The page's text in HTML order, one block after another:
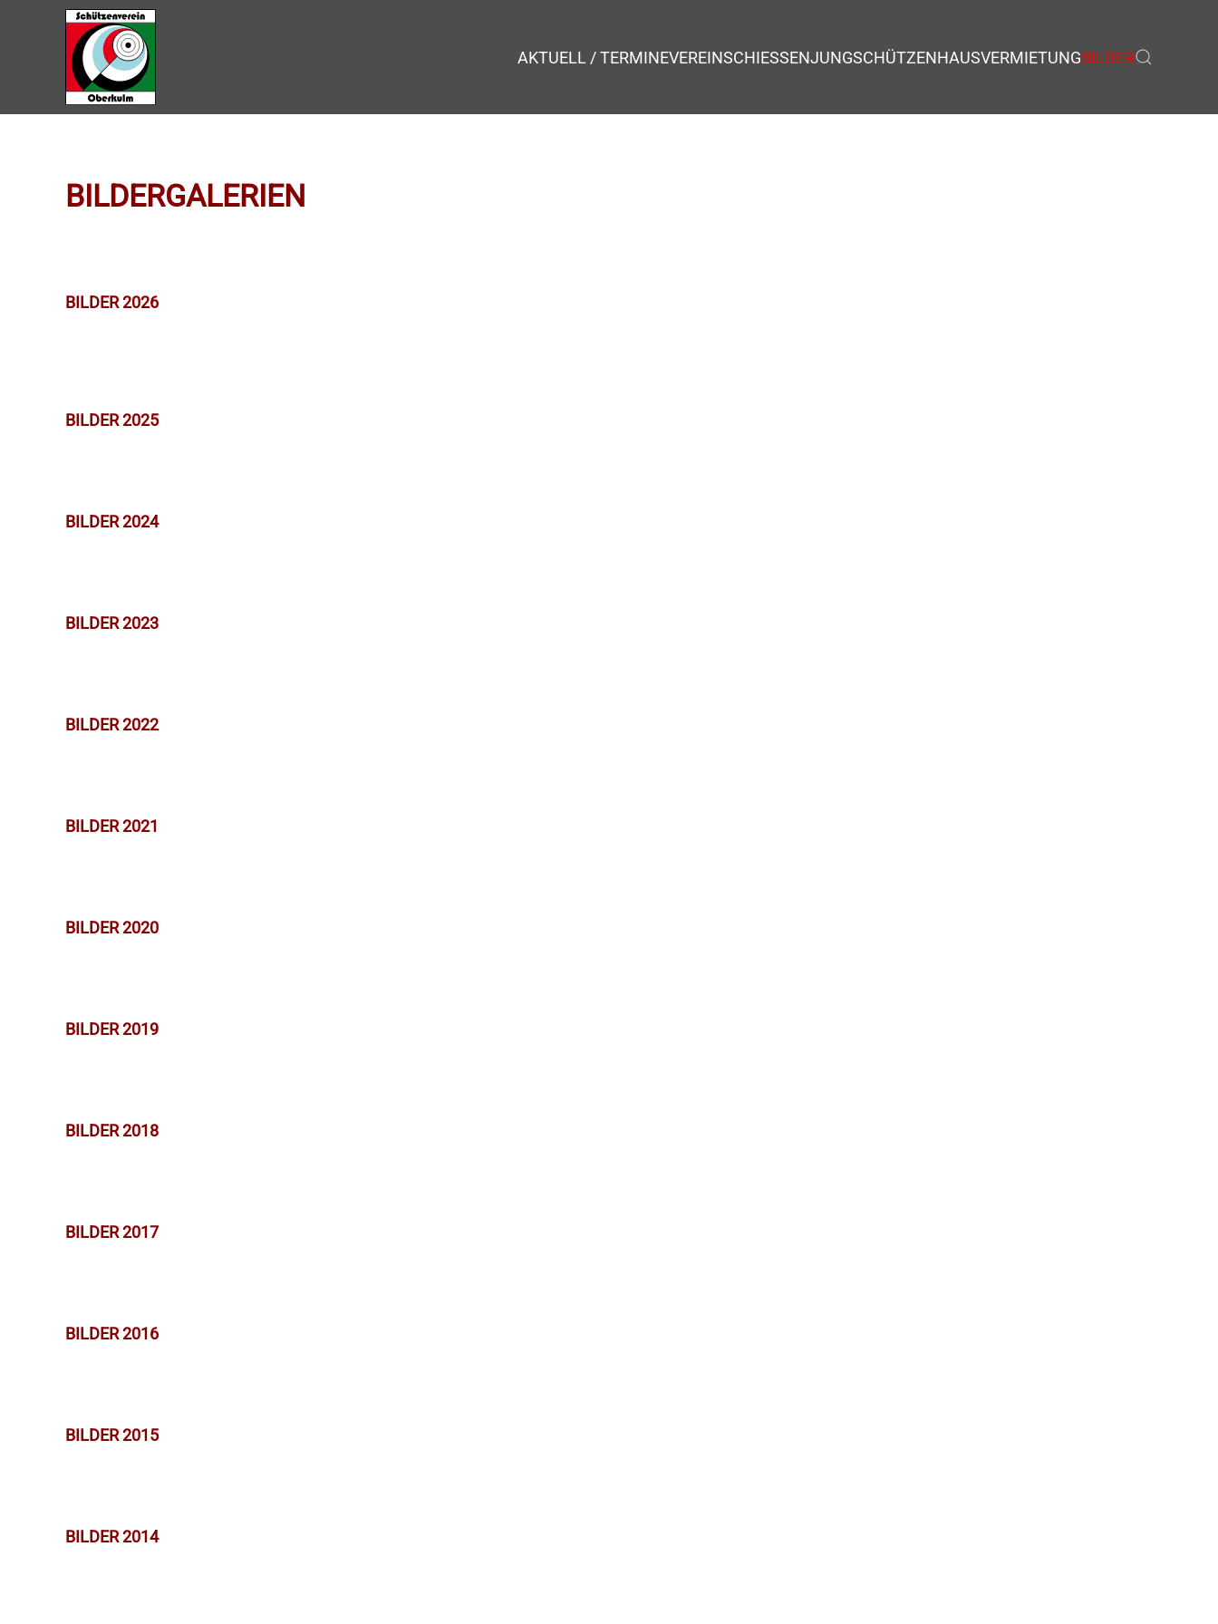
Zum Hauptinhalt springen AKTUELL / TERMINEVEREINSCHIESSENJUNGSCHÜTZENHAUSVERMIETUNGBILDER
BILDERGALERIEN
BILDER 2026
BILDER 2025
BILDER 2024
BILDER 2023
BILDER 2022
BILDER 2021
BILDER 2020
BILDER 2019
BILDER 2018
BILDER 2017
BILDER 2016
BILDER 2015
BILDER 2014